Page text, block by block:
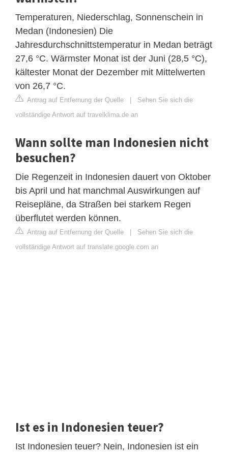
Temperaturen, Niederschlag, Sonnenschein in
Medan (Indonesien) Die
Jahresdurchschnittstemperatur in Medan beträgt
27,6 °C. Wärmster Monat ist der Juni (28,5 °C),
kältester Monat der Dezember mit Mittelwerten
von 26,7 °C.
Antrag auf Entfernung der Quelle | Sehen Sie sich die
vollständige Antwort auf travelklima.de an
Wann sollte man Indonesien nicht
besuchen?
Die Regenzeit in Indonesien dauert von Oktober
bis April und hat manchmal Auswirkungen auf
Reisepläne, da Straßen bei starkem Regen
überflutet werden können.
Antrag auf Entfernung der Quelle | Sehen Sie sich die
vollständige Antwort auf translate.google.com an
Ist es in Indonesien teuer?
Ist Indonesien teuer? Nein, Indonesien ist ein